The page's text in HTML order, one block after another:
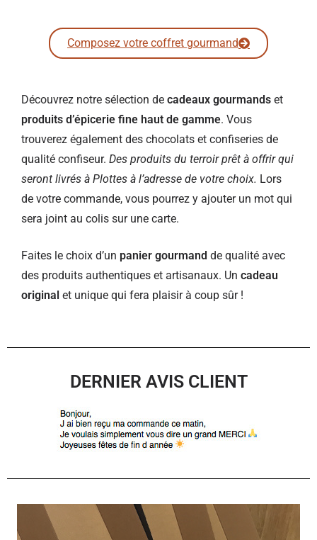
Composez votre coffret gourmand
Découvrez notre sélection de cadeaux gourmands et
produits d’épicerie fine haut de gamme. Vous
trouverez également des chocolats et confiseries de
qualité confiseur. Des produits du terroir prêt à offrir qui
seront livrés à Plottes à l’adresse de votre choix. Lors
de votre commande, vous pourrez y ajouter un mot qui
sera joint au colis sur une carte.
Faites le choix d’un panier gourmand de qualité avec
des produits authentiques et artisanaux. Un cadeau
original et unique qui fera plaisir à coup sûr !
DERNIER AVIS CLIENT